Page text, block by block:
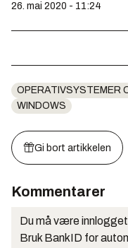
26. mai 2020 - 11:24
OPERATIVSYSTEMER
WINDOWS
Gi bort artikkelen
Kommentarer
Du må være
Bruk BankID for